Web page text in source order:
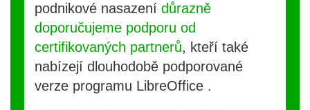
podnikové nasazení důrazně
doporučujeme podporu od
certifikovaných partnerů, kteří také
nabízejí dlouhodobě podporované
verze programu LibreOffice .